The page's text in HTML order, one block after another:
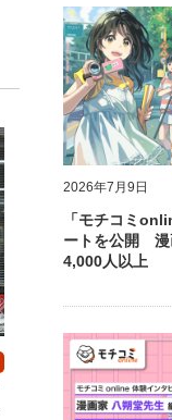
2026年7月9日
「モチコミ
ートを公開 漫
4,000人以上